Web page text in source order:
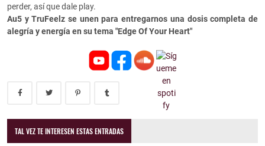
perder, así que dale play.
Au5 y TruFeelz se unen para entregarnos una dosis completa de
alegría y energía en su tema "Edge Of Your Heart"
TAL VEZ TE INTERESEN ESTAS ENTRADAS